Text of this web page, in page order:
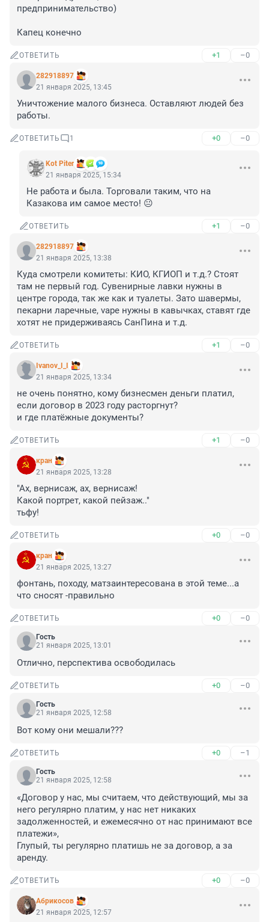
предпринимательство)
Капец конечно
ОТВЕТИТЬ +1 –0
282918897
21 января 2025, 13:45
Уничтожение малого бизнеса. Оставляют людей без
работы.
ОТВЕТИТЬ 1 +0 –0
Kot Piter
21 января 2025, 15:34
Не работа и была. Торговали таким, что на
Казакова им самое место! 😐
ОТВЕТИТЬ +1 –0
282918897
21 января 2025, 13:38
Куда смотрели комитеты: КИО, КГИОП и т.д.? Стоят
там не первый год. Сувенирные лавки нужны в
центре города, так же как и туалеты. Зато шавермы,
пекарни ларечные, vape нужны в кавычках, ставят где
хотят не придерживаясь СанПина и т.д.
ОТВЕТИТЬ +1 –0
Ivanov_I_I
21 января 2025, 13:34
не очень понятно, кому бизнесмен деньги платил,
если договор в 2023 году расторгнут?
и где платёжные документы?
ОТВЕТИТЬ +1 –0
кран
21 января 2025, 13:28
"Ах, вернисаж, ах, вернисаж!
Какой портрет, какой пейзаж.."
тьфу!
ОТВЕТИТЬ +0 –0
кран
21 января 2025, 13:27
фонтань, походу, матзаинтересована в этой теме...а
что сносят -правильно
ОТВЕТИТЬ +0 –0
Гость
21 января 2025, 13:01
Отлично, перспектива освободилась
ОТВЕТИТЬ +0 –0
Гость
21 января 2025, 12:58
Вот кому они мешали???
ОТВЕТИТЬ +0 –1
Гость
21 января 2025, 12:58
«Договор у нас, мы считаем, что действующий, мы за
него регулярно платим, у нас нет никаких
задолженностей, и ежемесячно от нас принимают все
платежи»,
Глупый, ты регулярно платишь не за договор, а за
аренду.
ОТВЕТИТЬ +0 –0
Абрикосов
21 января 2025, 12:57